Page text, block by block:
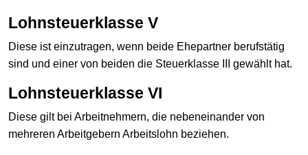
Lohnsteuerklasse V
Diese ist einzutragen, wenn beide Ehepartner berufstätig
sind und einer von beiden die Steuerklasse III gewählt hat.
Lohnsteuerklasse VI
Diese gilt bei Arbeitnehmern, die nebeneinander von
mehreren Arbeitgebern Arbeitslohn beziehen.